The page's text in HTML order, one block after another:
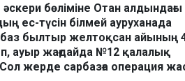
бөліміне Отан алдындағы
ес-түсін білмей ауруханада
былтыр желтоқсан айының 4-
ауыр жағдайда №12 қалалық
жерде сарбазға операция